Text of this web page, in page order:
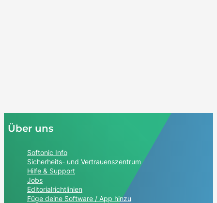
Über uns
Softonic Info
Sicherheits- und Vertrauenszentrum
Hilfe & Support
Jobs
Editorialrichtlinien
Füge deine Software / App hinzu